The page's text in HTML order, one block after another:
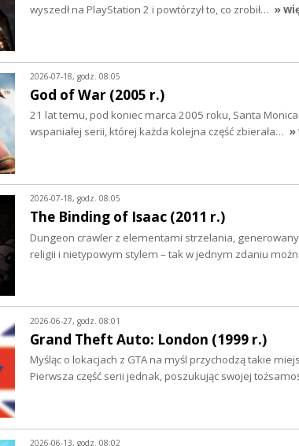
wyszedł na PlayStation 2 i powtórzył to, co zrobił… »
2026-07-18, godz. 08:05
God of War (2005 r.)
21 lat temu, pod koniec marca 2005 roku, Santa
wspaniałej serii, której każda kolejna część zbierała… »
2026-07-18, godz. 08:05
The Binding of Isaac (2011 r.)
Dungeon crawler z elementami strzelania,
religii i nietypowym stylem – tak w jednym zdaniu
2026-06-27, godz. 08:01
Grand Theft Auto: London (1999 r.)
Myśląc o lokacjach z GTA na myśl przychodzą takie
Pierwsza część serii jednak, poszukując swojej
2026-06-13, godz. 08:02